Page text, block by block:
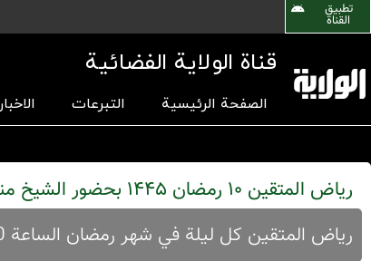
تطبیق
القناة
قناة الولاية الفضائية
الصفحة الرئيسية التبرعات الاخبار
رياض المتقين 10 رمضان 1445 بحضور الشيخ منتظر الواعظ
رياض المتقين كل ليلة في شهر رمضان الساعة 19:30 مباشر علي شاشة قناة الولاية الفضائية